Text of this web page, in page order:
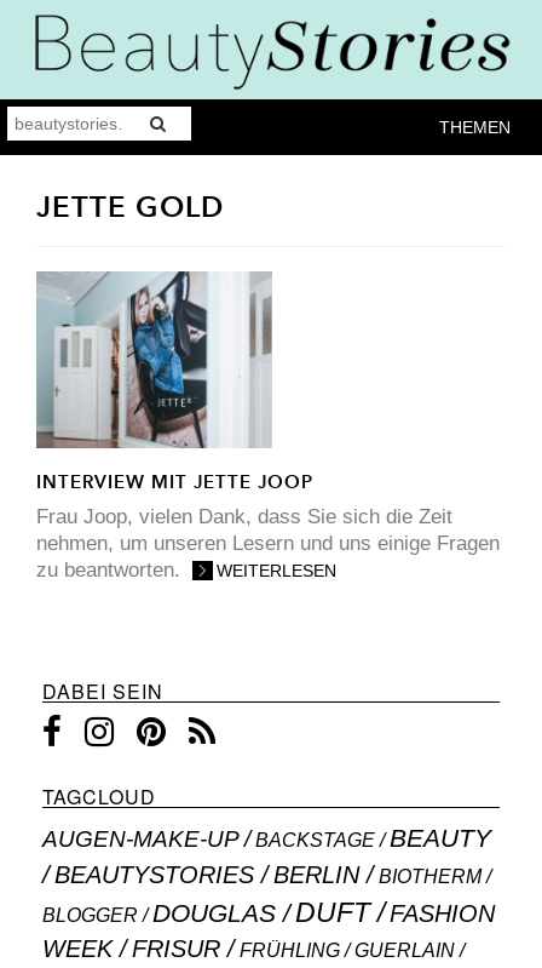
THEMEN
JETTE GOLD
INTERVIEW MIT JETTE JOOP
Frau Joop, vielen Dank, dass Sie sich die Zeit
nehmen, um unseren Lesern und uns einige Fragen
zu beantworten.
WEITERLESEN
DABEI SEIN
TAGCLOUD
AUGEN-MAKE-UP BACKSTAGE BEAUTY
BEAUTYSTORIES BERLIN
BIOTHERM
BLOGGER
DOUGLAS DUFT
FASHION
WEEK
FRISUR FRÜHLING GUERLAIN